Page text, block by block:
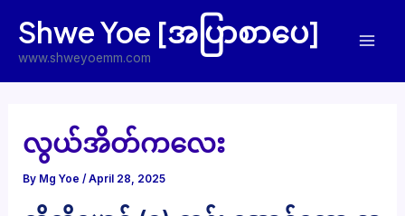
content
Shwe Yoe [အပြာစာပေ]
www.shweyoemm.com
လွယ်အိတ်ကလေး
By Mg Yoe/April 28, 2025